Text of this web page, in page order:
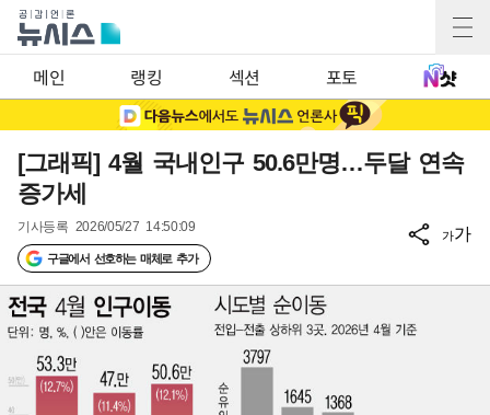
메인 랭킹 섹션 포토
[그래픽] 4월 국내인구 50.6만명…두달 연속
증가세
기사등록 2026/05/27 14:50:09
구글에서 선호하는 매체로 추가
가가